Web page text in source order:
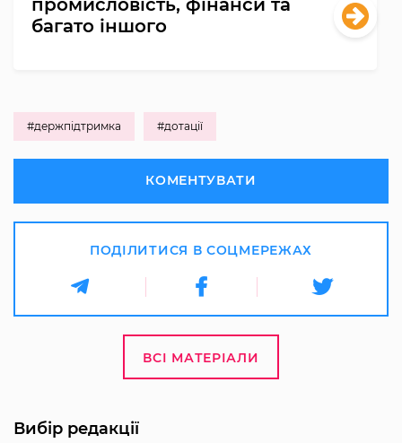
багато іншого
#держпідтримка #дотації
КОМЕНТУВАТИ
ПОДІЛИТИСЯ В СОЦМЕРЕЖАХ
ВСІ МАТЕРІАЛИ
Вибір редакції